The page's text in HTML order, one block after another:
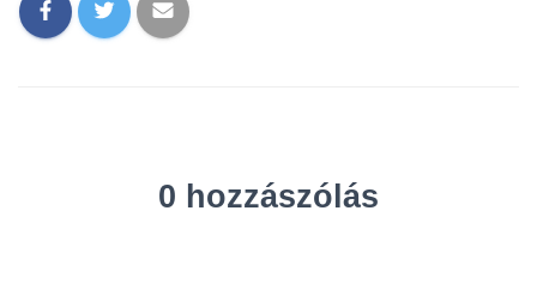
0 hozzászólás